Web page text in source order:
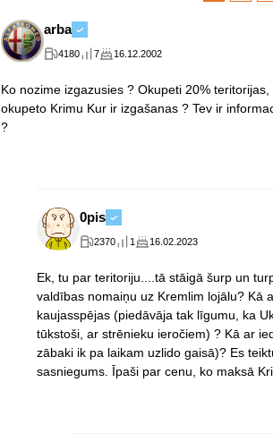
arba
4180 7 16.12.2002
Ko nozime izgazusies ? Okupeti 20%
okupeto Krimu Kur ir izgašanas ? Tev ir
?
0pis
2370 1 16.02.2023
Ek, tu par teritoriju....tā stāigā šurp un
valdības nomaiņu uz Kremlim lojālu? Kā
kaujasspējas (piedāvāja tak līgumu, ka
tūkstoši, ar strēnieku ieročiem) ? Kā ar
zābaki ik pa laikam uzlido gaisā)? Es
sasniegums. Īpaši par cenu, ko maksā